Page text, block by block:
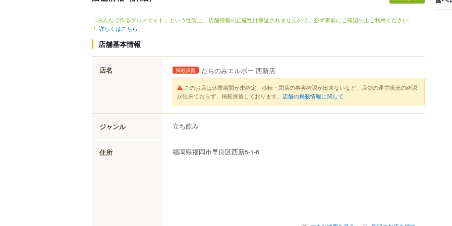
「みんなで作るグルメサイト」という性質上、店舗情報の正確性は保証されませんので、必ず事前にご確認の上ご利用ください。
詳しくはこちら
店舗基本情報
店名 掲載保留 たちのみエルボー 西新店
このお店は休業期間が未確定、移転・閉店の事実確認が出来ないなど、店舗の運営状況の確認
が出来ておらず、掲載保留しております。 店舗の掲載情報に関して
ジャンル 立ち飲み
住所 福岡県福岡市早良区西新5-1-6